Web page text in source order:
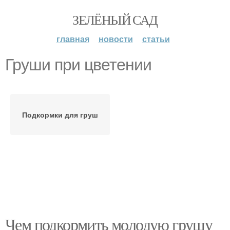
ЗЕЛЁНЫЙ САД
главная новости статьи
Груши при цветении
Подкормки для груш
Чем подкормить молодую грушу